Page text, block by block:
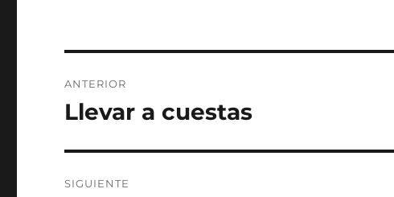
de
ANTERIOR
Entrada
Llevar a cuestas
SIGUIENTE